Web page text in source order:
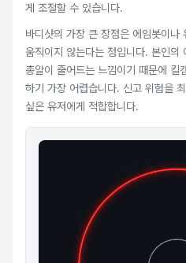
게 조절할 수 있습니다.
바디샷의 가장 큰 장점은 에임봇이나
움직이지 않는다는 점입니다. 본인의
총알이 줄어드는 느낌이기 때문에 킬
하기 가장 어렵습니다. 신고 위험을
싶은 유저에게 적합합니다.